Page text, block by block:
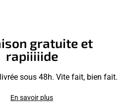
gratuite et
rapiiiiide
sous 48h. Vite fait, bien fait.
En savoir plus